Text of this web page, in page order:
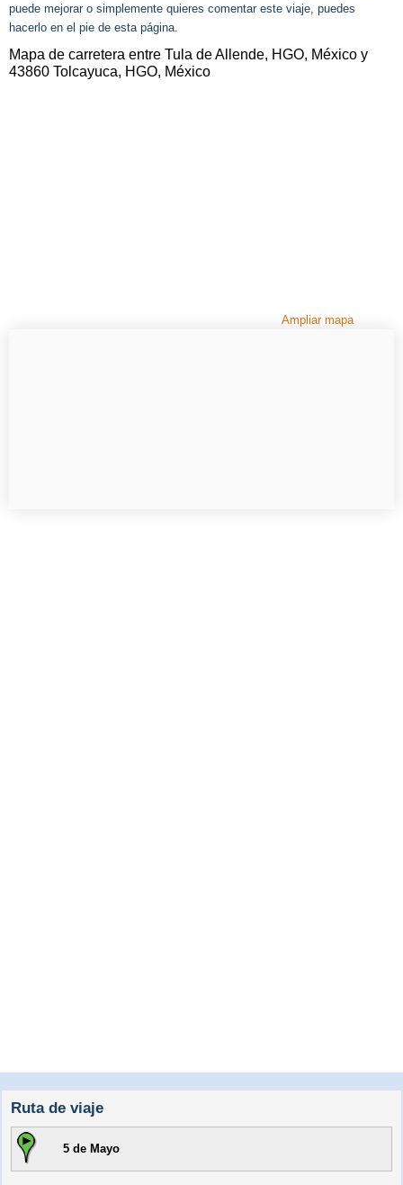
puede mejorar o simplemente quieres comentar este viaje, puedes
hacerlo en el pie de esta página.
Mapa de carretera entre Tula de Allende, HGO, México y
43860 Tolcayuca, HGO, México
Ampliar mapa
Ruta de viaje
5 de Mayo